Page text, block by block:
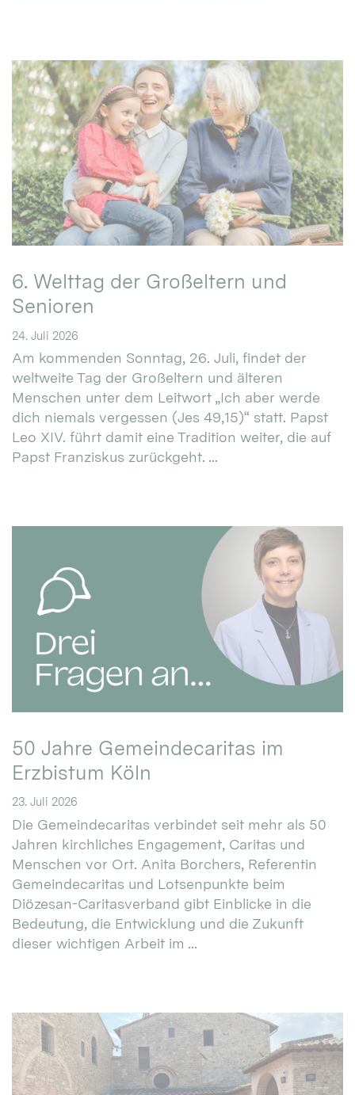
6. Welttag der Großeltern und
Senioren
24. Juli 2026
Am kommenden Sonntag, 26. Juli, findet der
weltweite Tag der Großeltern und älteren
Menschen unter dem Leitwort „Ich aber werde
dich niemals vergessen (Jes 49,15)“ statt. Papst
Leo XIV. führt damit eine Tradition weiter, die auf
Papst Franziskus zurückgeht. ...
50 Jahre Gemeindecaritas im
Erzbistum Köln
23. Juli 2026
Die Gemeindecaritas verbindet seit mehr als 50
Jahren kirchliches Engagement, Caritas und
Menschen vor Ort. Anita Borchers, Referentin
Gemeindecaritas und Lotsenpunkte beim
Diözesan-Caritasverband gibt Einblicke in die
Bedeutung, die Entwicklung und die Zukunft
dieser wichtigen Arbeit im ...